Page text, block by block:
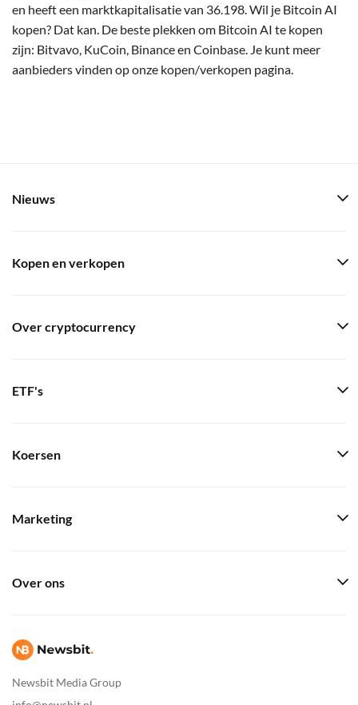
en heeft een marktkapitalisatie van 36.198. Wil je Bitcoin AI
kopen? Dat kan. De beste plekken om Bitcoin AI te kopen
zijn: Bitvavo, KuCoin, Binance en Coinbase. Je kunt meer
aanbieders vinden op onze kopen/verkopen pagina.
Newsbit Media Group
Nieuws
Kopen en verkopen
Over cryptocurrency
ETF's
Koersen
Marketing
Over ons